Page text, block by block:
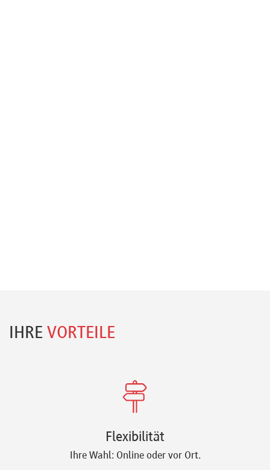
IHRE VORTEILE
Flexibilität
Ihre Wahl: Online oder vor Ort.